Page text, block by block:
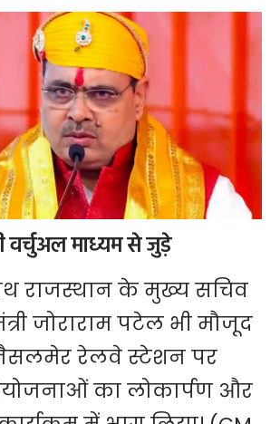
वर्चुअल माध्यम से जुड़े
राजस्थान के मुख्य सचिव
जोराराम पटेल भी मौजूद
रेलवे स्टेशन पर
का लोकार्पण और